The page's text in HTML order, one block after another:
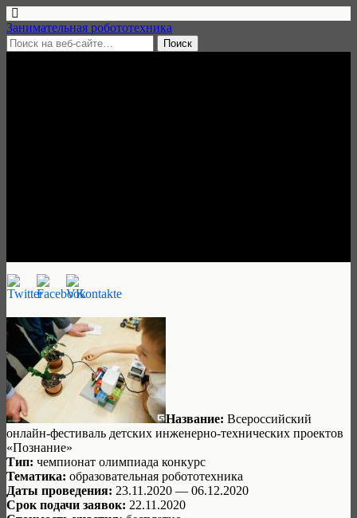
Занимательная робототехника
Название: Всероссийский
онлайн-фестиваль детских инженерно-технических проектов
«Познание»
Тип: чемпионат олимпиада конкурс
Тематика: образовательная робототехника
Даты проведения: 23.11.2020 — 06.12.2020
Срок подачи заявок: 22.11.2020